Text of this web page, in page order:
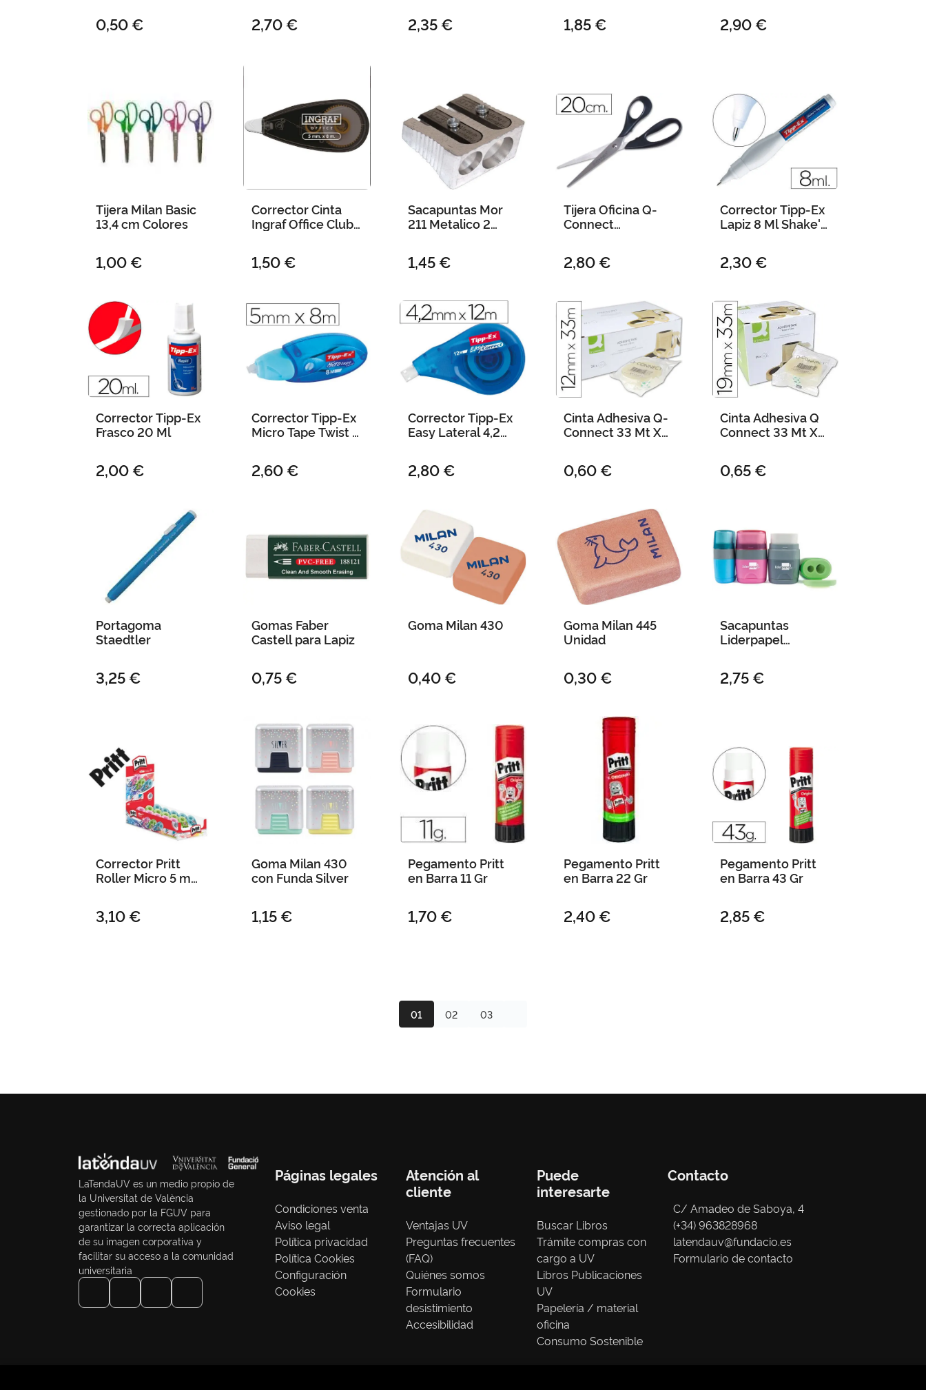
0,50 € 2,70 € 2,35 € 1,85 € 2,90 €
Tijera Milan Basic
13,4 cm Colores
1,00 €
Corrector Cinta
Ingraf Office Club
1,50 €
Sacapuntas Mor
211 Metalico 2
1,45 €
Tijera Oficina Q-
Connect
2,80 €
Corrector Tipp-Ex
Lapiz 8 Ml Shake'n
2,30 €
Corrector Tipp-Ex
Frasco 20 Ml
2,00 €
Corrector Tipp-Ex
Micro Tape Twist 6
2,60 €
Corrector Tipp-Ex
Easy Lateral 4,2
2,80 €
Cinta Adhesiva Q-
Connect 33 Mt X
0,60 €
Cinta Adhesiva Q
Connect 33 Mt X
0,65 €
Portagoma
Staedtler
3,25 €
Gomas Faber
Castell para Lapiz
0,75 €
Goma Milan 430
0,40 €
Goma Milan 445
Unidad
0,30 €
Sacapuntas
Liderpapel
2,75 €
Corrector Pritt
Roller Micro 5 mm
3,10 €
Goma Milan 430
con Funda Silver
1,15 €
Pegamento Pritt
en Barra 11 Gr
1,70 €
Pegamento Pritt
en Barra 22 Gr
2,40 €
Pegamento Pritt
en Barra 43 Gr
2,85 €
01 02 03
LaTendaUV es un medio propio de
la Universitat de València
gestionado por la FGUV para
garantizar la correcta aplicación
de su imagen corporativa y
facilitar su acceso a la comunidad
universitaria
Páginas legales
Condiciones venta
Aviso legal
Política privacidad
Política Cookies
Configuración
Cookies
Atención al
cliente
Ventajas UV
Preguntas frecuentes
(FAQ)
Quiénes somos
Formulario
desistimiento
Accesibilidad
Puede
interesarte
Buscar Libros
Trámite compras con
cargo a UV
Libros Publicaciones
UV
Papelería / material
oficina
Consumo Sostenible
Contacto
C/ Amadeo de Saboya, 4
(+34) 963828968
latendauv@fundacio.es
Formulario de contacto